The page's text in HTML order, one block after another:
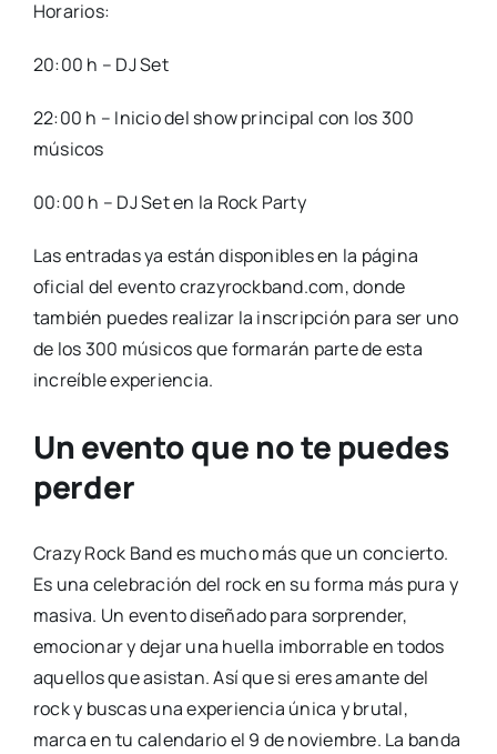
Horarios:
20:00 h – DJ Set
22:00 h – Inicio del show principal con los 300
músicos
00:00 h – DJ Set en la Rock Party
Las entradas ya están disponibles en la página
oficial del evento crazyrockband.com, donde
también puedes realizar la inscripción para ser uno
de los 300 músicos que formarán parte de esta
increíble experiencia.
Un evento que no te puedes
perder
Crazy Rock Band es mucho más que un concierto.
Es una celebración del rock en su forma más pura y
masiva. Un evento diseñado para sorprender,
emocionar y dejar una huella imborrable en todos
aquellos que asistan. Así que si eres amante del
rock y buscas una experiencia única y brutal,
marca en tu calendario el 9 de noviembre. La banda